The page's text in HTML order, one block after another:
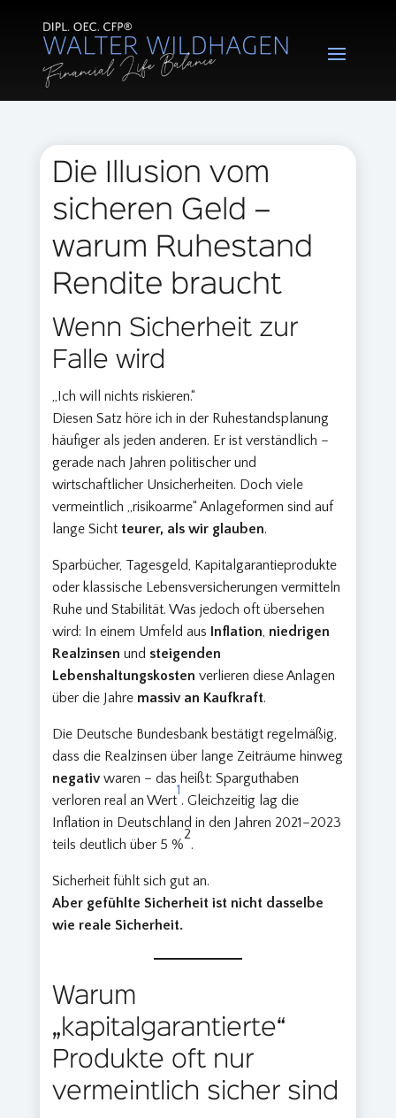
Die Illusion vom
sicheren Geld –
warum Ruhestand
Rendite braucht
Wenn Sicherheit zur
Falle wird
„Ich will nichts riskieren.“
Diesen Satz höre ich in der Ruhestandsplanung
häufiger als jeden anderen. Er ist verständlich –
gerade nach Jahren politischer und
wirtschaftlicher Unsicherheiten. Doch viele
vermeintlich „risikoarme“ Anlageformen sind auf
lange Sicht teurer, als wir glauben.
Sparbücher, Tagesgeld, Kapitalgarantieprodukte
oder klassische Lebensversicherungen vermitteln
Ruhe und Stabilität. Was jedoch oft übersehen
wird: In einem Umfeld aus Inflation, niedrigen
Realzinsen und steigenden
Lebenshaltungskosten verlieren diese Anlagen
über die Jahre massiv an Kaufkraft.
Die Deutsche Bundesbank bestätigt regelmäßig,
dass die Realzinsen über lange Zeiträume hinweg
negativ waren – das heißt: Sparguthaben
verloren real an Wert
1
. Gleichzeitig lag die
Inflation in Deutschland in den Jahren 2021–2023
teils deutlich über 5 %
2
.
Sicherheit fühlt sich gut an.
Aber gefühlte Sicherheit ist nicht dasselbe
wie reale Sicherheit.
Warum
„kapitalgarantierte“
Produkte oft nur
vermeintlich sicher sind